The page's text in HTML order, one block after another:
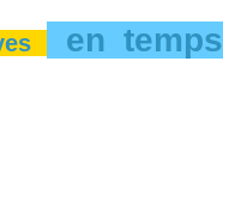
en temps